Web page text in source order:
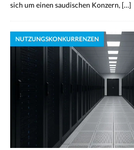
sich um einen saudischen Konzern, […]
NUTZUNGSKONKURRENZEN